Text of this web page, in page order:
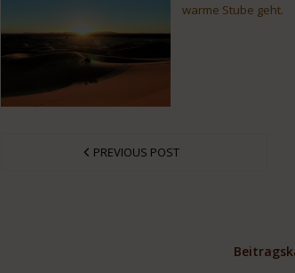
warme Stube geht.
PREVIOUS POST